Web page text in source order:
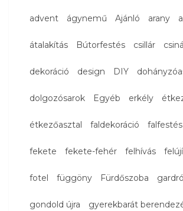
advent ágynemű Ajánló arany
átalakítás Bútorfestés csillár
dekoráció design DIY
dolgozósarok Egyéb erkély
étkezőasztal faldekoráció falfestés
fekete fekete-fehér felhívás
fotel függöny Fürdőszoba
gondold újra gyerekbarát